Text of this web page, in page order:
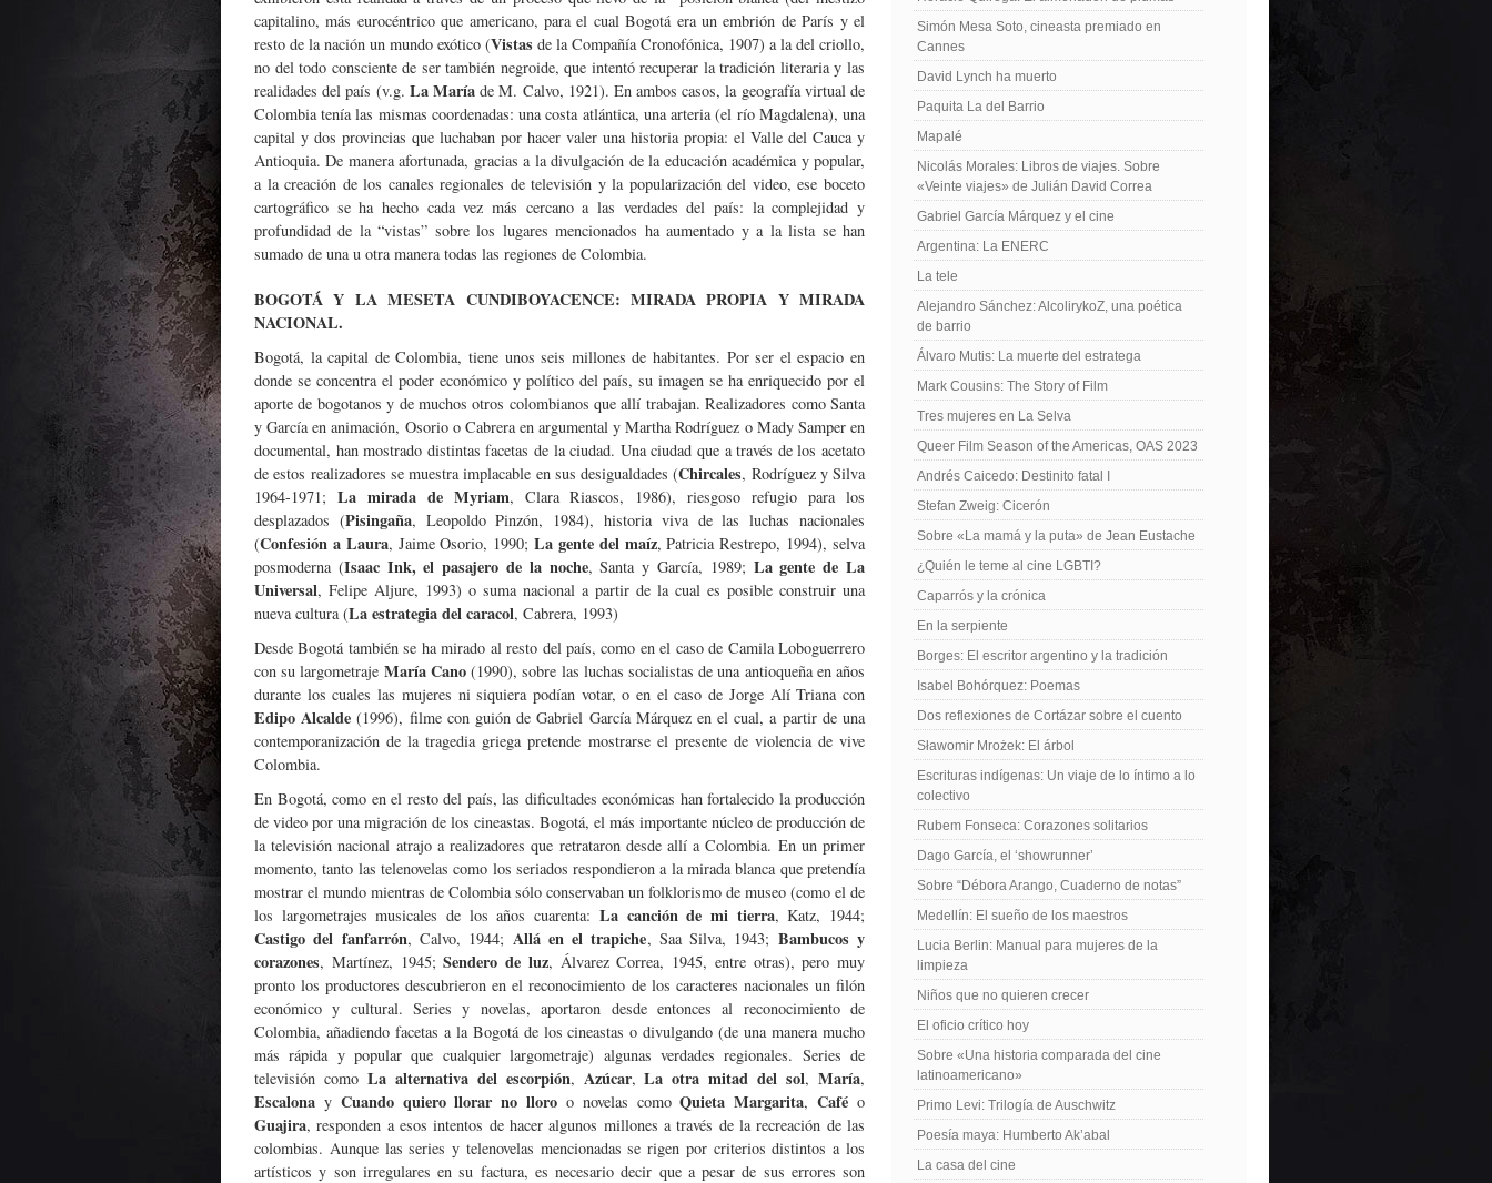
capitalino, más eurocéntrico que americano, para el cual Bogotá era un embrión de París y el
resto de la nación un mundo exótico (Vistas de la Compañía Cronofónica, 1907) a la del criollo,
no del todo consciente de ser también negroide, que intentó recuperar la tradición literaria y las
realidades del país (v.g. La Maríade M. Calvo, 1921). En ambos casos, la geografía virtual de
Colombia tenía las mismas coordenadas: una costa atlántica, una arteria (el río Magdalena), una
capital y dos provincias que luchaban por hacer valer una historia propia: el Valle del Cauca y
Antioquia. De manera afortunada, gracias a la divulgación de la educación académica y popular,
a la creación de los canales regionales de televisión y la popularización del video, ese boceto
cartográfico se ha hecho cada vez más cercano a las verdades del país: la complejidad y
profundidad de la “vistas” sobre los lugares mencionados ha aumentado y a la lista se han
sumado de una u otra manera todas las regiones de Colombia.
BOGOTÁ Y LA MESETA CUNDIBOYACENCE: MIRADA PROPIA Y MIRADA
NACIONAL.
Bogotá, la capital de Colombia, tiene unos seis millones de habitantes. Por ser el espacio en
donde se concentra el poder económico y político del país, su imagen se ha enriquecido por el
aporte de bogotanos y de muchos otros colombianos que allí trabajan. Realizadores como Santa
y García en animación, Osorio o Cabrera en argumental y Martha Rodríguez o Mady Samper en
documental, han mostrado distintas facetas de la ciudad. Una ciudad que a través de los acetato
de estos realizadores se muestra implacable en sus desigualdades (Chircales, Rodríguez y Silva
1964-1971; La mirada de Myriam, Clara Riascos, 1986), riesgoso refugio para los
desplazados (Pisingaña, Leopoldo Pinzón, 1984), historia viva de las luchas nacionales
(Confesión a Laura, Jaime Osorio, 1990;La gente del maíz, Patricia Restrepo, 1994), selva
posmoderna (Isaac Ink, el pasajero de la noche, Santa y García, 1989; La gente de La
Universal, Felipe Aljure, 1993) o suma nacional a partir de la cual es posible construir una
nueva cultura (La estrategia del caracol, Cabrera, 1993)
Desde Bogotá también se ha mirado al resto del país, como en el caso de Camila Loboguerrero
con su largometraje María Cano(1990), sobre las luchas socialistas de una antioqueña en años
durante los cuales las mujeres ni siquiera podían votar, o en el caso de Jorge Alí Triana con
Edipo Alcalde (1996), filme con guión de Gabriel García Márquez en el cual, a partir de una
contemporanización de la tragedia griega pretende mostrarse el presente de violencia de vive
Colombia.
En Bogotá, como en el resto del país, las dificultades económicas han fortalecido la producción
de video por una migración de los cineastas. Bogotá, el más importante núcleo de producción de
la televisión nacional atrajo a realizadores que retrataron desde allí a Colombia. En un primer
momento, tanto las telenovelas como los seriados respondieron a la mirada blanca que pretendía
mostrar el mundo mientras de Colombia sólo conservaban un folklorismo de museo (como el de
los largometrajes musicales de los años cuarenta: La canción de mi tierra, Katz, 1944;
Castigo del fanfarrón, Calvo, 1944; Allá en el trapiche, Saa Silva, 1943; Bambucos y
corazones, Martínez, 1945;Sendero de luz, Álvarez Correa, 1945, entre otras), pero muy
pronto los productores descubrieron en el reconocimiento de los caracteres nacionales un filón
económico y cultural. Series y novelas, aportaron desde entonces al reconocimiento de
Colombia, añadiendo facetas a la Bogotá de los cineastas o divulgando (de una manera mucho
más rápida y popular que cualquier largometraje) algunas verdades regionales. Series de
televisión como La alternativa del escorpión, Azúcar,La otra mitad del sol,María,
Escalona y Cuando quiero llorar no lloro o novelas comoQuieta Margarita,Café o
Guajira, responden a esos intentos de hacer algunos millones a través de la recreación de las
colombias. Aunque las series y telenovelas mencionadas se rigen por criterios distintos a los
artísticos y son irregulares en su factura, es necesario decir que a pesar de sus errores son
Simón Mesa Soto, cineasta premiado en
Cannes
David Lynch ha muerto
Paquita La del Barrio
Mapalé
Nicolás Morales: Libros de viajes. Sobre
«Veinte viajes» de Julián David Correa
Gabriel García Márquez y el cine
Argentina: La ENERC
La tele
Alejandro Sánchez: AlcolirykoZ, una poética
de barrio
Álvaro Mutis: La muerte del estratega
Mark Cousins: The Story of Film
Tres mujeres en La Selva
Queer Film Season of the Americas, OAS 2023
Andrés Caicedo: Destinito fatal I
Stefan Zweig: Cicerón
Sobre «La mamá y la puta» de Jean Eustache
¿Quién le teme al cine LGBTI?
Caparrós y la crónica
En la serpiente
Borges: El escritor argentino y la tradición
Isabel Bohórquez: Poemas
Dos reflexiones de Cortázar sobre el cuento
Sławomir Mrożek: El árbol
Escrituras indígenas: Un viaje de lo íntimo a lo
colectivo
Rubem Fonseca: Corazones solitarios
Dago García, el ‘showrunner’
Sobre “Débora Arango, Cuaderno de notas”
Medellín: El sueño de los maestros
Lucia Berlin: Manual para mujeres de la
limpieza
Niños que no quieren crecer
El oficio crítico hoy
Sobre «Una historia comparada del cine
latinoamericano»
Primo Levi: Trilogía de Auschwitz
Poesía maya: Humberto Ak’abal
La casa del cine